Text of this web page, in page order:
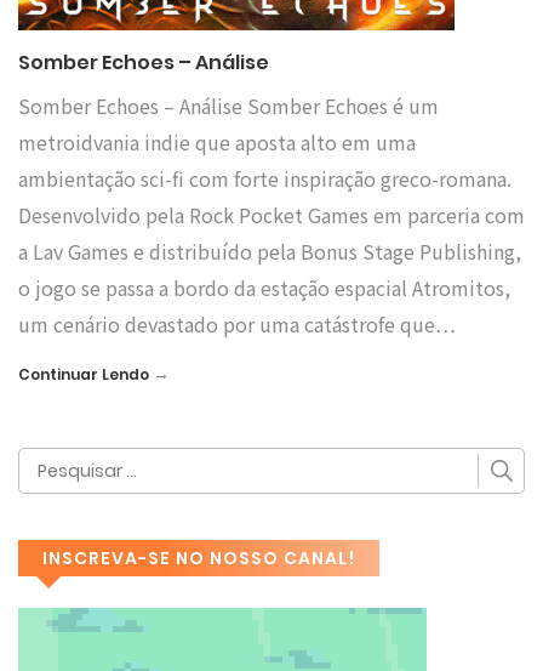
Somber Echoes – Análise
Somber Echoes – Análise Somber Echoes é um
metroidvania indie que aposta alto em uma
ambientação sci-fi com forte inspiração greco-romana.
Desenvolvido pela Rock Pocket Games em parceria com
a Lav Games e distribuído pela Bonus Stage Publishing,
o jogo se passa a bordo da estação espacial Atromitos,
um cenário devastado por uma catástrofe que…
Continuar Lendo →
INSCREVA-SE NO NOSSO CANAL!